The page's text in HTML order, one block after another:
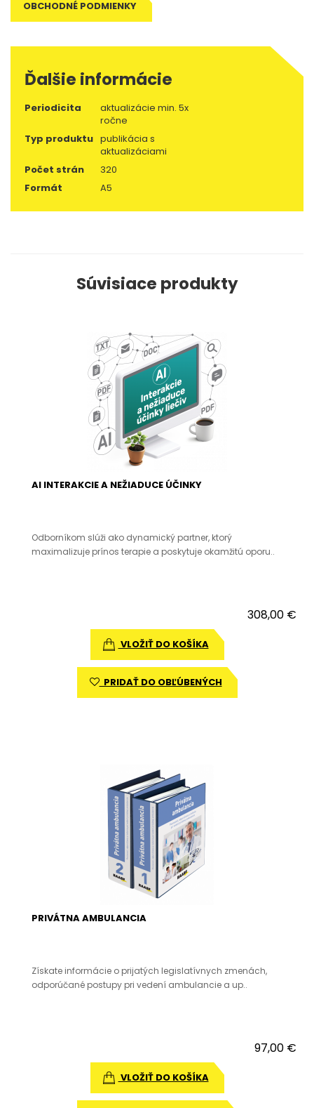
OBCHODNÉ PODMIENKY
Ďalšie informácie
Periodicita
aktualizácie min. 5x
ročne
Typ produktu publikácia s
aktualizáciami
Počet strán
320
Formát
A5
Súvisiace produkty
AI INTERAKCIE A NEŽIADUCE ÚČINKY
Odborníkom slúži ako dynamický partner, ktorý
maximalizuje prínos terapie a poskytuje okamžitú oporu..
308,00 €
VLOŽIŤ DO KOŠÍKA
PRIDAŤ DO OBĽÚBENÝCH
PRIVÁTNA AMBULANCIA
Získate informácie o prijatých legislatívnych zmenách,
odporúčané postupy pri vedení ambulancie a up..
97,00 €
VLOŽIŤ DO KOŠÍKA